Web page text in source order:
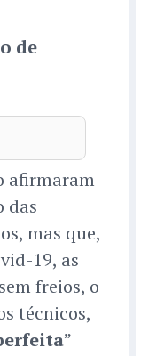
de
afirmaram
das
mas que,
19, as
freios, o
técnicos,
”